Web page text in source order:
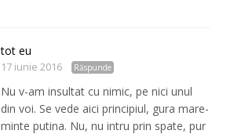
tot eu
17 iunie 2016 Răspunde
Nu v-am insultat cu nimic, pe nici unul
din voi. Se vede aici principiul, gura mare-
minte putina. Nu, nu intru prin spate, pur